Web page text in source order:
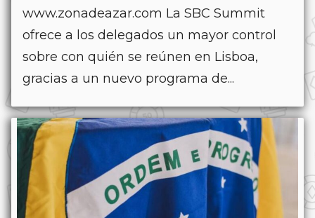
www.zonadeazar.com La SBC Summit
ofrece a los delegados un mayor control
sobre con quién se reúnen en Lisboa,
gracias a un nuevo programa de...